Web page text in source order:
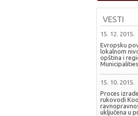
VESTI
15. 12. 2015.
Evropsku
lokalnom
opština i
15. 10. 2015.
Proces
rukovodi
uključena u